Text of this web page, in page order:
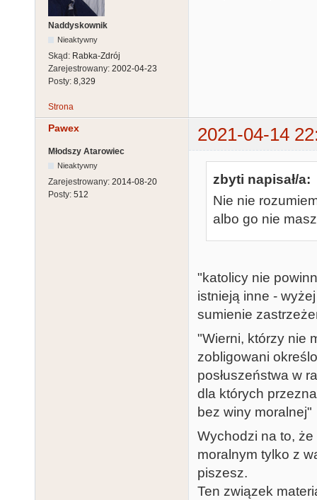
Naddyskownik
Nieaktywny
Skąd: Rabka-Zdrój
Zarejestrowany: 2002-04-23
Posty: 8,329
Strona
Pawex 2021-04-14
Młodszy Atarowiec
Nieaktywny
Zarejestrowany: 2014-08-20
Posty: 512
zbyti napisał/a:
Nie nie
albo go nie
"katolicy nie
istnieją inne -
sumienie
"Wierni, którzy nie
zobligowani
posłuszeństwa w
dla których
bez winy moralnej"
Wychodzi na to,
moralnym tylko z
piszesz.
Ten związek